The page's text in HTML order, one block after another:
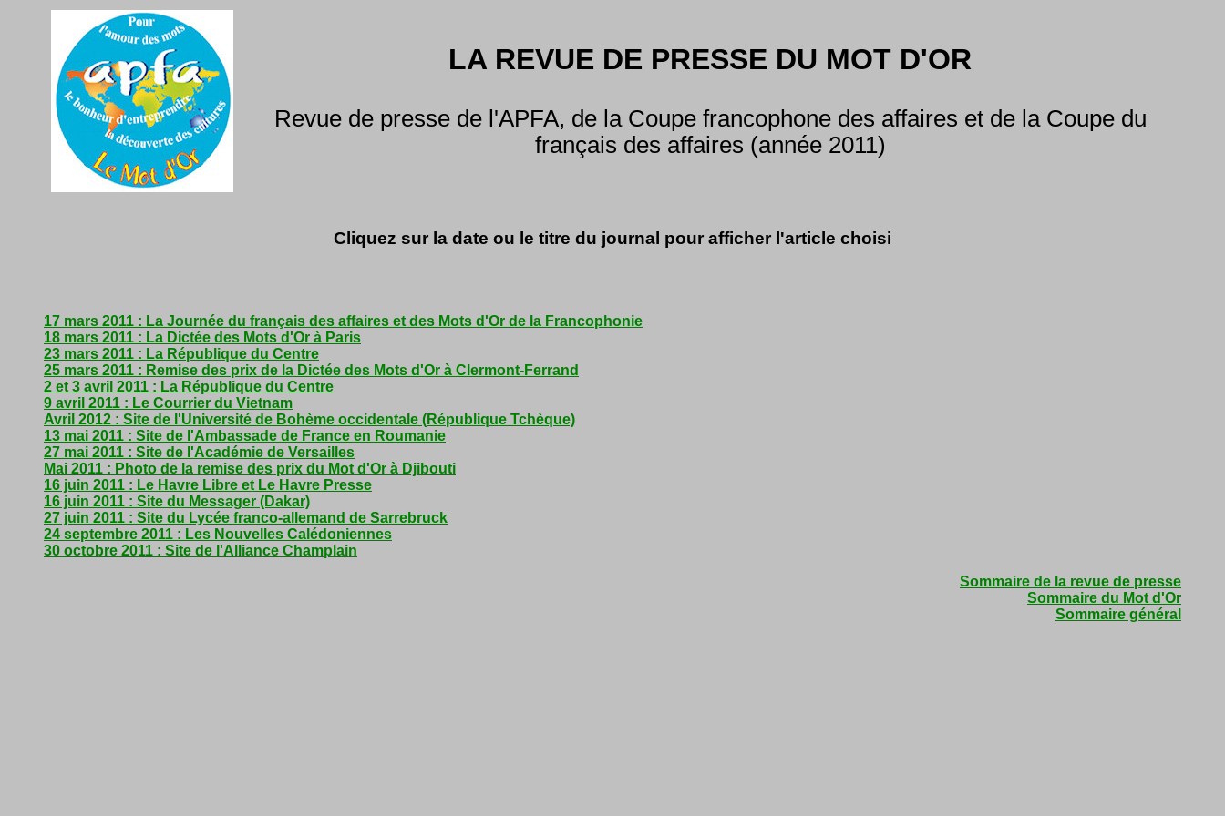
LA REVUE DE PRESSE DU MOT D'OR
Revue de presse de l'APFA, de la Coupe francophone des affaires et de la Coupe du
français des affaires (année 2011)
Cliquez sur la date ou le titre du journal pour afficher l'article choisi
17 mars 2011 : La Journée du français des affaires et des Mots d'Or de la Francophonie
18 mars 2011 : La Dictée des Mots d'Or à Paris
23 mars 2011 : La République du Centre
25 mars 2011 : Remise des prix de la Dictée des Mots d'Or à Clermont-Ferrand
2 et 3 avril 2011 : La République du Centre
9 avril 2011 : Le Courrier du Vietnam
Avril 2012 : Site de l'Université de Bohème occidentale (République Tchèque)
13 mai 2011 : Site de l'Ambassade de France en Roumanie
27 mai 2011 : Site de l'Académie de Versailles
Mai 2011 : Photo de la remise des prix du Mot d'Or à Djibouti
16 juin 2011 : Le Havre Libre et Le Havre Presse
16 juin 2011 : Site du Messager (Dakar)
27 juin 2011 : Site du Lycée franco-allemand de Sarrebruck
24 septembre 2011 : Les Nouvelles Calédoniennes
30 octobre 2011 : Site de l'Alliance Champlain
Sommaire de la revue de presse
Sommaire du Mot d'Or
Sommaire général